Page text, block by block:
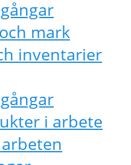
mark
inventarier
i arbete